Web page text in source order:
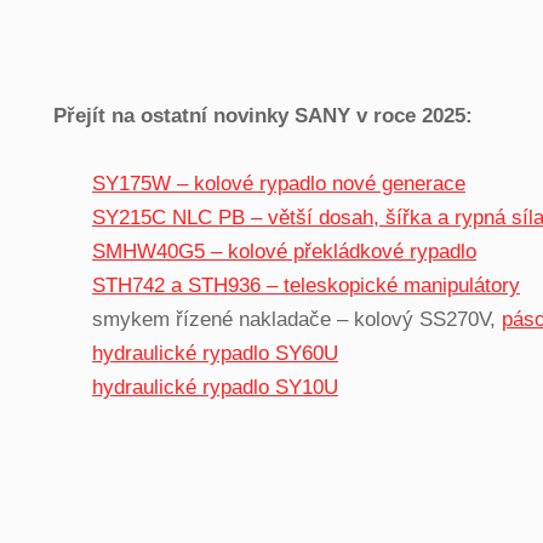
Přejít na ostatní novinky SANY v roce 2025:
SY175W – kolové rypadlo nové generace
SY215C NLC PB – větší dosah, šířka a rypná síla
SMHW40G5 – kolové překládkové rypadlo
STH742 a STH936 – teleskopické manipulátory
smykem řízené nakladače – kolový SS270V,
hydraulické rypadlo SY60U
hydraulické rypadlo SY10U